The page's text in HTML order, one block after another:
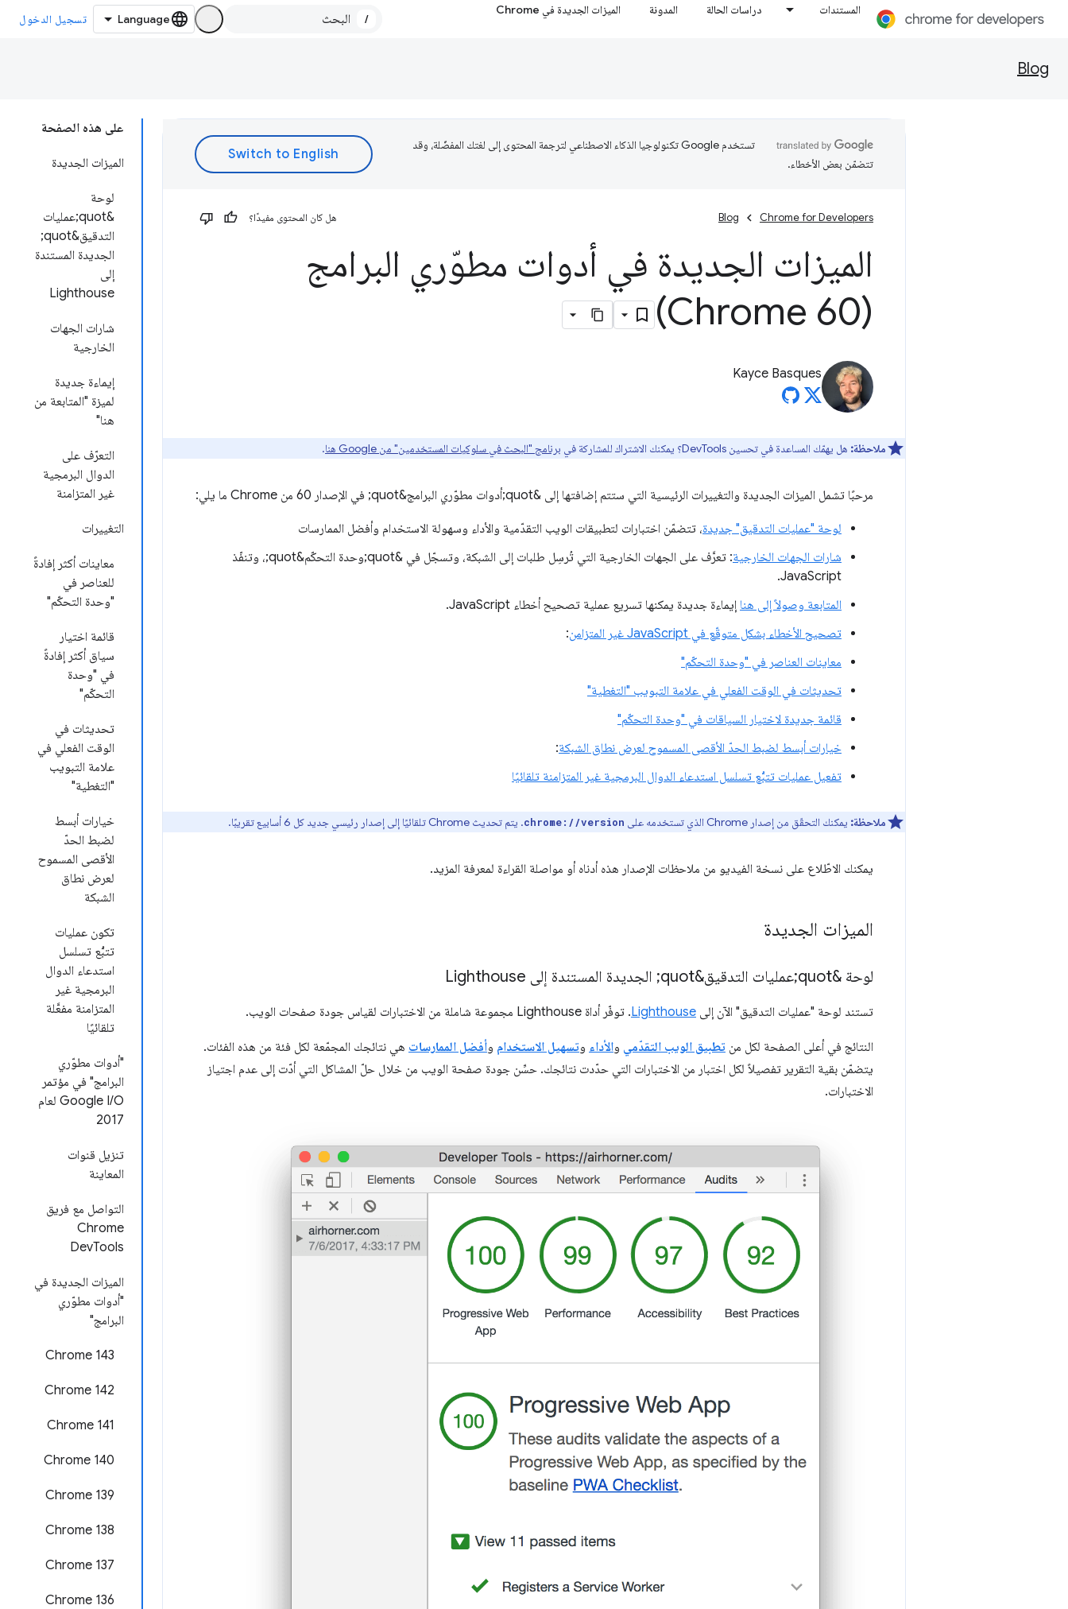
المستندات دراسات الحالة المدونة الميزات الجديدة في Chrome
/ تسجيل الدخول
Blog
على هذه الصفحة
الميزات الجديدة
لوحة
&quot;عمليات
التدقيق&quot;
الجديدة المستندة
إلى
Lighthouse
شارات الجهات
الخارجية
إيماءة جديدة
لميزة "المتابعة من
هنا"
التعرّف على
الدوال البرمجية
غير المتزامنة
التغييرات
معاينات أكثر إفادةً
للعناصر في
"وحدة التحكّم"
قائمة اختيار
سياق أكثر إفادةً
في "وحدة
التحكّم"
تحديثات في
الوقت الفعلي في
علامة التبويب
"التغطية"
خيارات أبسط
لضبط الحدّ
الأقصى المسموح
لعرض نطاق
الشبكة
تكون عمليات
تتبُّع تسلسل
استدعاء الدوال
البرمجية غير
المتزامنة مفعَّلة
تلقائيًا
"أدوات مطوّري
البرامج" في مؤتمر
Google I/O لعام
2017
تنزيل قنوات
المعاينة
التواصل مع فريق
Chrome
DevTools
الميزات الجديدة في
"أدوات مطوّري
البرامج"
Chrome 143
Chrome 142
‫Chrome 141
Chrome 140
‫Chrome 139
‫Chrome 138
‫Chrome 137
Chrome 136
تستخدم Google تكنولوجيا الذكاء الاصطناعي لترجمة المحتوى إلى لغتك المفضّلة، وقد
تتضمّن بعض الأخطاء.
Chrome for Developers
Blog هل كان المحتوى مفيدًا؟
الميزات الجديدة في أدوات مطوّري البرامج
(Chrome 60)
Kayce Basques
ملاحظة: هل يهمّك المساعدة في تحسين DevTools؟ يمكنك الاشتراك للمشاركة في برنامج "البحث في سلوكيات المستخدمين" من Google هنا .
مرحبًا تشمل الميزات الجديدة والتغييرات الرئيسية التي ستتم إضافتها إلى &quot;أدوات مطوّري البرامج&quot; في الإصدار 60 من Chrome ما يلي:
لوحة "عمليات التدقيق" جديدة، تتضمّن اختبارات لتطبيقات الويب التقدّمية والأداء وسهولة الاستخدام وأفضل الممارسات
شارات الجهات الخارجية
: تعرَّف على الجهات الخارجية التي تُرسِل طلبات إلى الشبكة، وتسجّل في &quot;وحدة التحكّم&quot;، وتنفّذ
JavaScript.
المتابعة وصولاً إلى هنا إيماءة جديدة يمكنها تسريع عملية تصحيح أخطاء JavaScript.
تصحيح الأخطاء بشكل متوقّع في JavaScript غير المتزامن
:
معاينات العناصر في "وحدة التحكّم"
تحديثات في الوقت الفعلي في علامة التبويب "التغطية"
قائمة جديدة لاختيار السياقات في "وحدة التحكّم"
خيارات أبسط لضبط الحدّ الأقصى المسموح لعرض نطاق الشبكة:
تفعيل عمليات تتبُّع تسلسل استدعاء الدوال البرمجية غير المتزامنة تلقائيًا
ملاحظة: يمكنك التحقّق من إصدار Chrome الذي تستخدمه على chrome://version. يتم تحديث Chrome تلقائيًا إلى إصدار رئيسي جديد كل 6 أسابيع تقريبًا.
يمكنك الاطّلاع على نسخة الفيديو من ملاحظات الإصدار هذه أدناه أو مواصلة القراءة لمعرفة المزيد.
الميزات الجديدة
لوحة &quot;عمليات التدقيق&quot; الجديدة المستندة إلى Lighthouse
تستند لوحة "عمليات التدقيق" الآن إلى Lighthouse. توفّر أداة Lighthouse مجموعة شاملة من الاختبارات لقياس جودة صفحات الويب.
النتائج في أعلى الصفحة لكل من تطبيق الويب التقدّمي والأداء وتسهيل الاستخدام وأفضل الممارسات هي نتائجك المجمّعة لكل فئة من هذه الفئات.
يتضمّن بقية التقرير تفصيلاً لكل اختبار من الاختبارات التي حدّدت نتائجك. حسِّن جودة صفحة الويب من خلال حلّ المشاكل التي أدّت إلى عدم اجتياز
الاختبارات.